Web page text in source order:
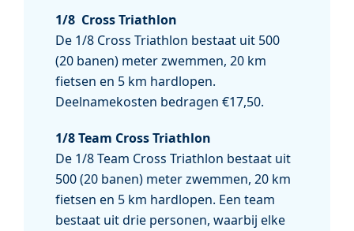
1/8 Cross Triathlon
De 1/8 Cross Triathlon bestaat uit 500
(20 banen) meter zwemmen, 20 km
fietsen en 5 km hardlopen.
Deelnamekosten bedragen €17,50.
1/8 Team Cross Triathlon
De 1/8 Team Cross Triathlon bestaat uit
500 (20 banen) meter zwemmen, 20 km
fietsen en 5 km hardlopen. Een team
bestaat uit drie personen, waarbij elke